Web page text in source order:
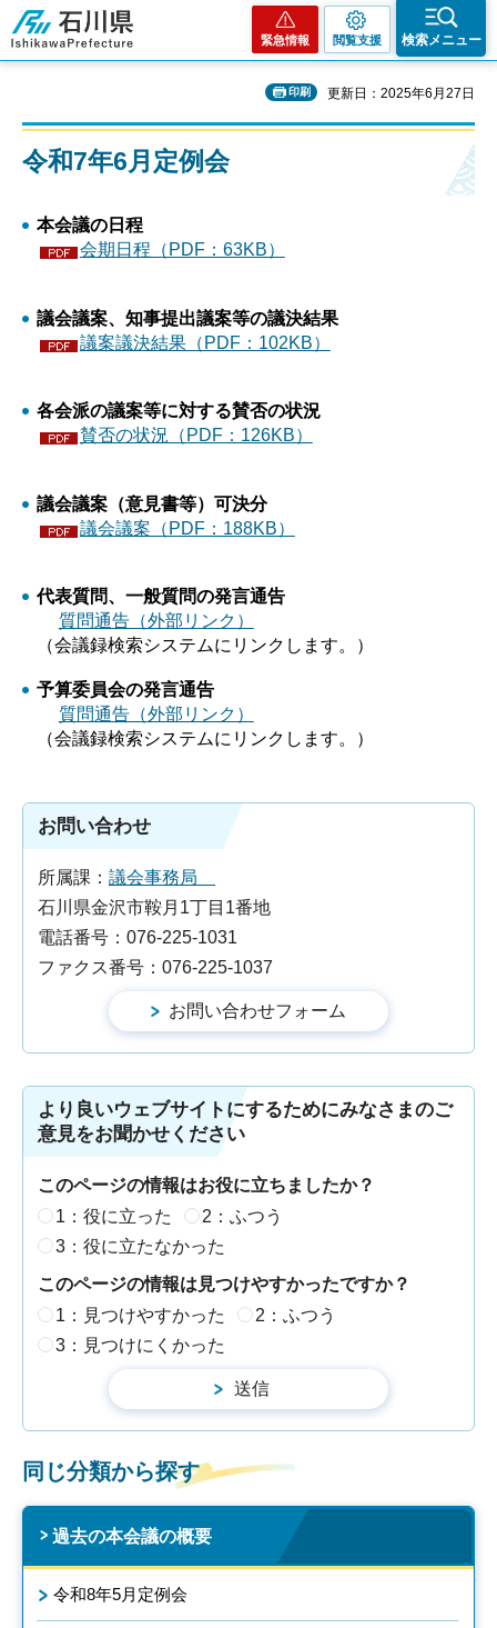
石川県
緊急情報 閲覧支援 検索メニュー
印刷 更新日：2025年6月27日
令和7年6月定例会
本会議の日程
会期日程（PDF：63KB）
議会議案、知事提出議案等の議決結果
議案議決結果（PDF：102KB）
各会派の議案等に対する賛否の状況
賛否の状況（PDF：126KB）
議会議案（意見書等）可決分
議会議案（PDF：188KB）
代表質問、一般質問の発言通告
質問通告（外部リンク）
（会議録検索システムにリンクします。）
予算委員会の発言通告
質問通告（外部リンク）
（会議録検索システムにリンクします。）
お問い合わせ
所属課： 議会事務局
石川県金沢市鞍月1丁目1番地
電話番号：076-225-1031
ファクス番号：076-225-1037
より良いウェブサイトにするためにみなさまのご
意見をお聞かせください
このページの情報はお役に立ちましたか？
1：役に立った
2：ふつう
3：役に立たなかった
このページの情報は見つけやすかったですか？
1：見つけやすかった
2：ふつう
3：見つけにくかった
同じ分類から探す
過去の本会議の概要
令和8年5月定例会